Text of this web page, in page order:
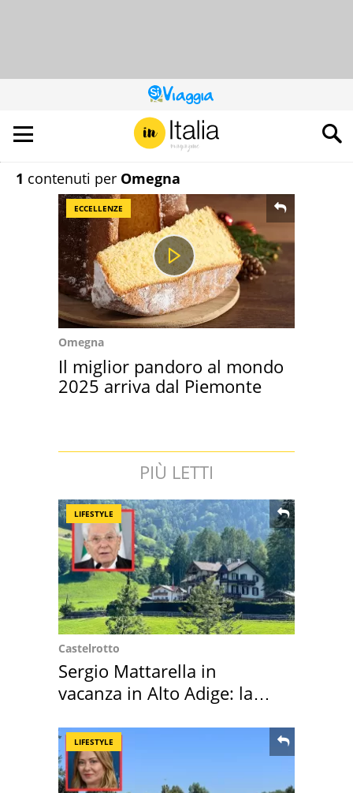
QUESTO
SITO
CONTRIBUISCE
ALL’AUDIENCE
DI
1 contenuti per Omegna
ECCELLENZE
Omegna
Il miglior pandoro al mondo
2025 arriva dal Piemonte
PIÙ LETTI
LIFESTYLE
Castelrotto
Sergio Mattarella in
vacanza in Alto Adige: la
LIFESTYLE